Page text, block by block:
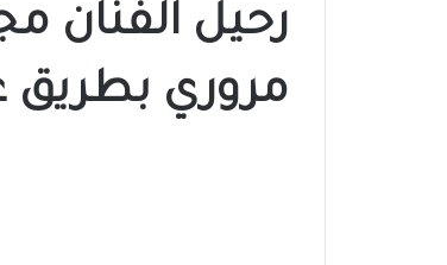
رحيل الفنان
مروري بطريق